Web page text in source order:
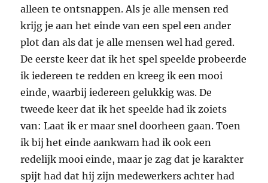
alleen te ontsnappen. Als je alle mensen red
krijg je aan het einde van een spel een ander
plot dan als dat je alle mensen wel had gered.
De eerste keer dat ik het spel speelde probeerde
ik iedereen te redden en kreeg ik een mooi
einde, waarbij iedereen gelukkig was. De
tweede keer dat ik het speelde had ik zoiets
van: Laat ik er maar snel doorheen gaan. Toen
ik bij het einde aankwam had ik ook een
redelijk mooi einde, maar je zag dat je karakter
spijt had dat hij zijn medewerkers achter had